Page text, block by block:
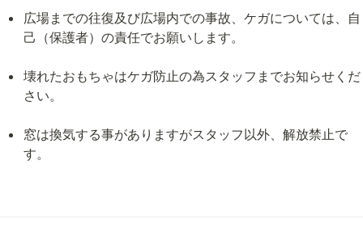
広場までの往復及び広場内での事故、ケガについては、自
己（保護者）の責任でお願いします。
壊れたおもちゃはケガ防止の為スタッフまでお知らせくだ
さい。
窓は換気する事がありますがスタッフ以外、解放禁止で
す。